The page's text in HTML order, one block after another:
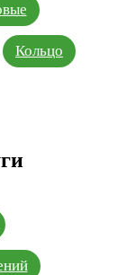
Кольцо